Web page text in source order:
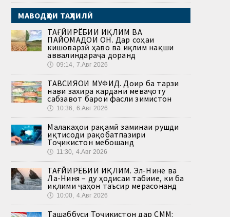
МАВОДҲОИ ТАҲЛИЛӢ
ТАҒЙИРЁБИИ ИҚЛИМ ВА
ПАЙОМАДҲОИ ОН. Дар соҳаи
кишоварзӣ ҳаво ва иқлим нақши
аввалиндараҷа доранд
🕔 09:14, 7.Авг 2026
ТАВСИЯҲОИ МУФИД. Доир ба тарзи
нави захира кардани меваҷоту
сабзавот барои фасли зимистон
🕔 10:36, 6.Авг 2026
Малакаҳои рақамӣ заминаи рушди
иқтисоди рақобатпазири
Тоҷикистон мебошанд
🕔 11:30, 4.Авг 2026
ТАҒЙИРЁБИИ ИҚЛИМ. Эл-Нинё ва
Ла-Ниня – ду ҳодисаи табиие, ки ба
иқлими ҷаҳон таъсир мерасонанд
🕔 10:00, 4.Авг 2026
Ташаббуси Тоҷикистон дар СММ: